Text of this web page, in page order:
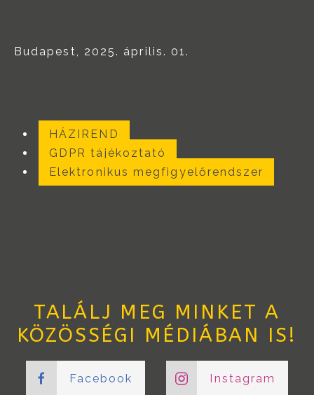
Budapest, 2025. április. 01.
HÁZIREND
GDPR tájékoztató
Elektronikus megfigyelőrendszer
TALÁLJ MEG MINKET A
KÖZÖSSÉGI MÉDIÁBAN IS!
Facebook Instagram